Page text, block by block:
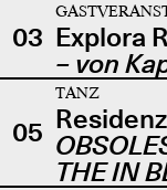
03 Explora
– von
05
TANZ
THE IN